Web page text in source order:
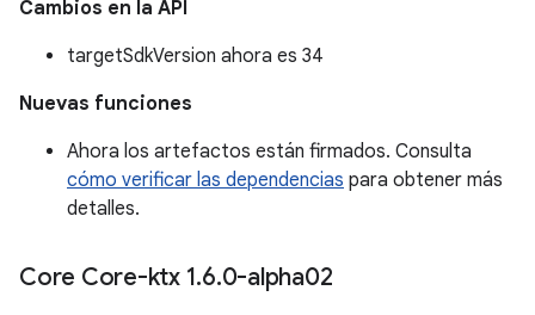
Cambios en la API
targetSdkVersion ahora es 34
Nuevas funciones
Ahora los artefactos están firmados. Consulta
cómo verificar las dependencias para obtener más
detalles.
Core Core-ktx 1.6.0-alpha02